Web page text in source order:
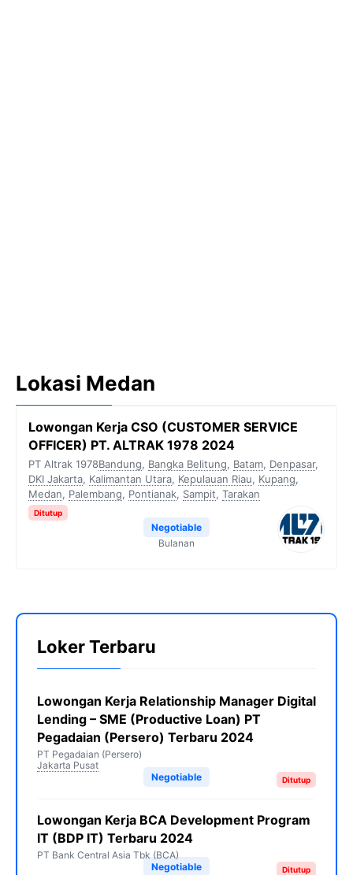
Lokasi Medan
Lowongan Kerja CSO (CUSTOMER SERVICE
OFFICER) PT. ALTRAK 1978 2024
PT Altrak 1978Bandung, Bangka Belitung, Batam, Denpasar,
DKI Jakarta, Kalimantan Utara, Kepulauan Riau, Kupang,
Medan, Palembang, Pontianak, Sampit, Tarakan
Ditutup
Negotiable
Bulanan
Loker Terbaru
Lowongan Kerja Relationship Manager Digital
Lending – SME (Productive Loan) PT
Pegadaian (Persero) Terbaru 2024
PT Pegadaian (Persero)
Jakarta Pusat
Ditutup
Negotiable
Lowongan Kerja BCA Development Program
IT (BDP IT) Terbaru 2024
PT Bank Central Asia Tbk (BCA)
Ditutup
Negotiable